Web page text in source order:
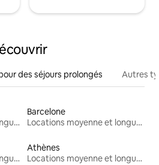
des séjours prolongés Autres
Locations moyenne et longue durée
Barcelone
Locations moyenne et longue durée
Locations moyenne et longue durée
Athènes
Locations moyenne et longue durée